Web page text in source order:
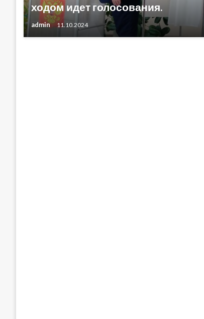
ходом идет голосования.
admin 11.10.2024